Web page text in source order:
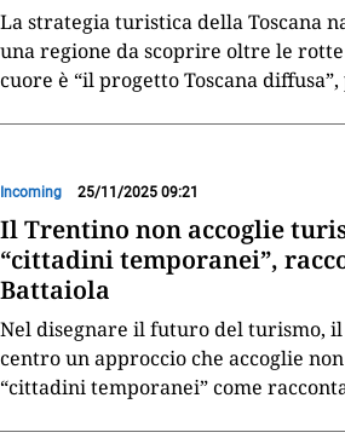
La strategia turistica della Toscana
una regione da scoprire oltre le
cuore è “il progetto Toscana diffusa”,
Incoming 25/11/2025 09:21
Il Trentino non accoglie
“cittadini temporanei”,
Battaiola
Nel disegnare il futuro del turismo,
centro un approccio che accoglie
“cittadini temporanei” come